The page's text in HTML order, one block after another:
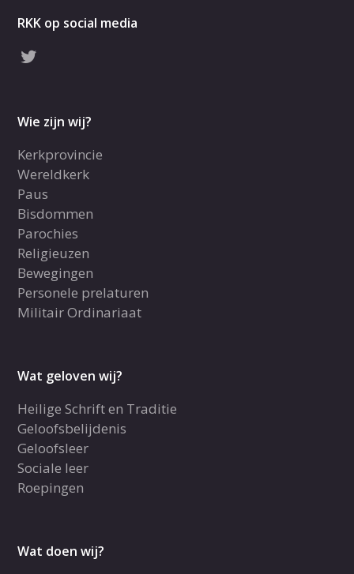
RKK op social media
Wie zijn wij?
Kerkprovincie
Wereldkerk
Paus
Bisdommen
Parochies
Religieuzen
Bewegingen
Personele prelaturen
Militair Ordinariaat
Wat geloven wij?
Heilige Schrift en Traditie
Geloofsbelijdenis
Geloofsleer
Sociale leer
Roepingen
Wat doen wij?